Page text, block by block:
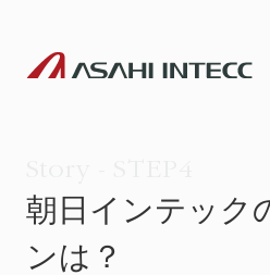
会社情報
朝日インテック
ンは？